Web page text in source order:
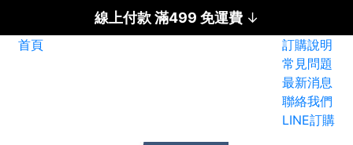
線上付款 滿499 免運費 ↓
首頁
碳粉匣全面特惠價
訂購說明
常見問題
最新消息
聯絡我們
LINE訂購